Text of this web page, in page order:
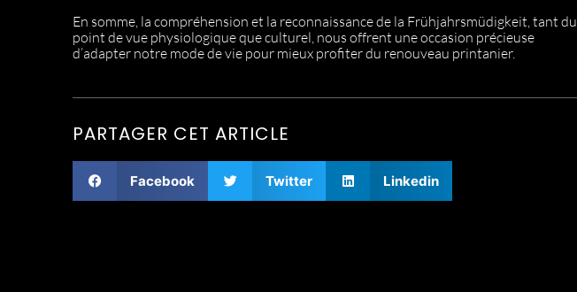
En somme, la compréhension et la reconnaissance de la Frühjahrsmüdigkeit, tant du
point de vue physiologique que culturel, nous offrent une occasion précieuse
d’adapter notre mode de vie pour mieux profiter du renouveau printanier.
PARTAGER CET ARTICLE
Facebook Twitter Linkedin